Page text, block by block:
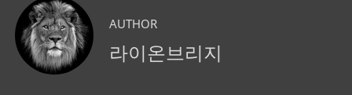
AUTHOR
라이온브리지